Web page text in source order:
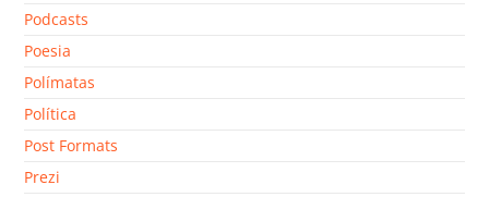
Podcasts
Poesia
Polímatas
Política
Post Formats
Prezi